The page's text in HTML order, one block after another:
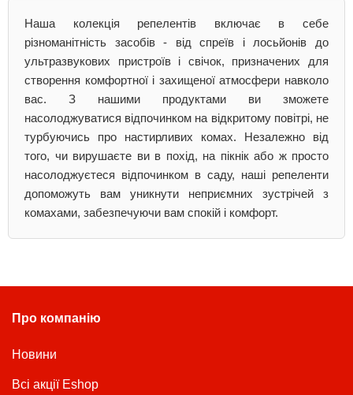
Наша колекція репелентів включає в себе
різноманітність засобів - від спреїв і лосьйонів до
ультразвукових пристроїв і свічок, призначених для
створення комфортної і захищеної атмосфери навколо
вас. З нашими продуктами ви зможете
насолоджуватися відпочинком на відкритому повітрі, не
турбуючись про настирливих комах. Незалежно від
того, чи вирушаєте ви в похід, на пікнік або ж просто
насолоджуєтеся відпочинком в саду, наші репеленти
допоможуть вам уникнути неприємних зустрічей з
комахами, забезпечуючи вам спокій і комфорт.
Про компанію
Новини
Всі акції Eshop